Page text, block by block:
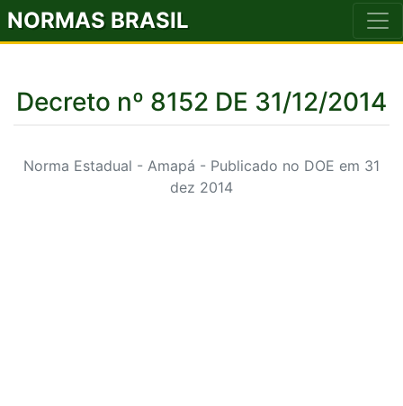
NORMAS BRASIL
Decreto nº 8152 DE 31/12/2014
Norma Estadual - Amapá - Publicado no DOE em 31
dez 2014